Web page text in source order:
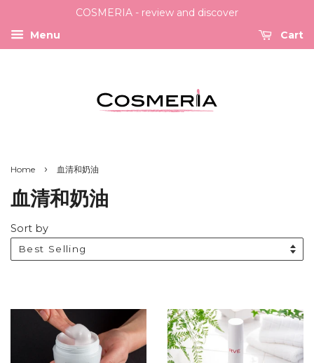
COSMERIA - review and discover
Menu
Cart
Home › 血清和奶油
血清和奶油
Sort by